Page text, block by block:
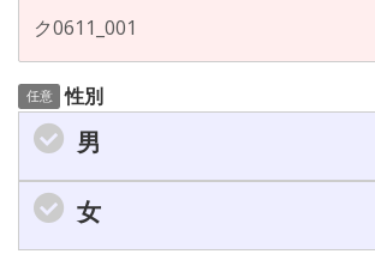
任意 性別
男
女